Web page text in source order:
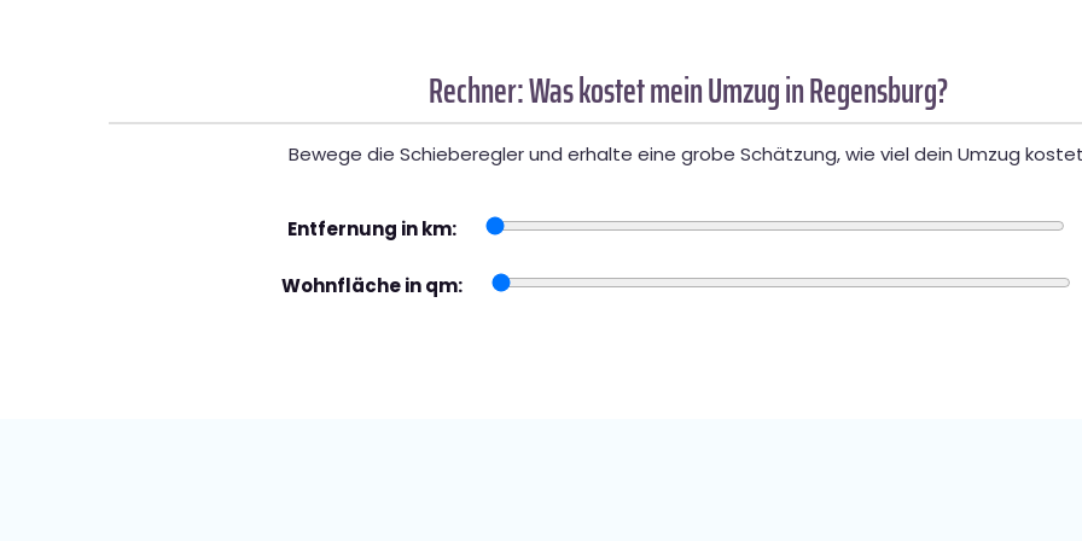
Rechner: Was kostet mein Umzug in Regensburg?
Bewege die Schieberegler und erhalte eine grobe Schätzung, wie viel dein Umzug
Entfernung in km:
Wohnfläche in qm: